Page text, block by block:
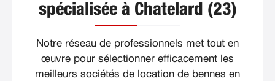
spécialisée à Chatelard (23)
Notre réseau de professionnels met tout en
œuvre pour sélectionner efficacement les
meilleurs sociétés de location de bennes en